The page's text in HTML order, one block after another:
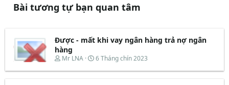
Bài tương tự bạn quan tâm
Được - mất khi vay ngân hàng trả nợ ngân
hàng
T
r
Mr LNA
N
à
6 Tháng chín 2023